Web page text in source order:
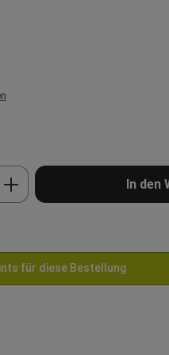
den In den
für diese Bestellung